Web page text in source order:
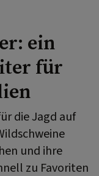
ein
für
die Jagd auf
und ihre
zu Favoriten